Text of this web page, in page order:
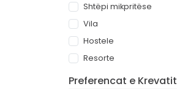
Shtëpi mikpritëse
Vila
Hostele
Resorte
Preferencat e Krevatit